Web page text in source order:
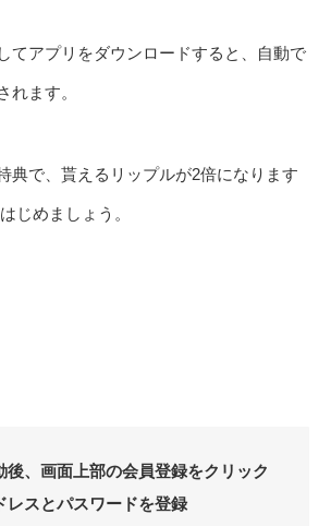
てアプリをダウンロードすると、自動で
れます。
典で、貰えるリップルが2倍になります
じめましょう。
後、画面上部の会員登録をクリック
レスとパスワードを登録